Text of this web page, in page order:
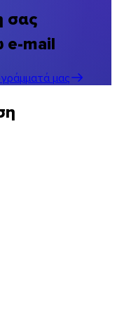
σας
e-mail
μας